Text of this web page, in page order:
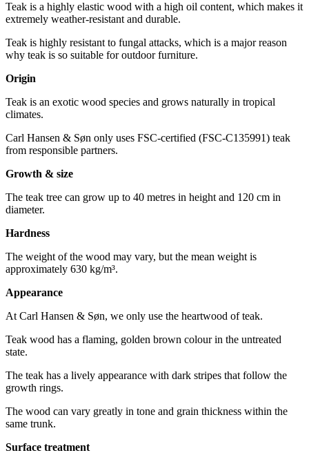
Teak is a highly elastic wood with a high oil content, which makes it
extremely weather-resistant and durable.
Teak is highly resistant to fungal attacks, which is a major reason
why teak is so suitable for outdoor furniture.
Origin
Teak is an exotic wood species and grows naturally in tropical
climates.
Carl Hansen & Søn only uses FSC-certified (FSC-C135991) teak
from responsible partners.
Growth & size
The teak tree can grow up to 40 metres in height and 120 cm in
diameter.
Hardness
The weight of the wood may vary, but the mean weight is
approximately 630 kg/m³.
Appearance
At Carl Hansen & Søn, we only use the heartwood of teak.
Teak wood has a flaming, golden brown colour in the untreated
state.
The teak has a lively appearance with dark stripes that follow the
growth rings.
The wood can vary greatly in tone and grain thickness within the
same trunk.
Surface treatment